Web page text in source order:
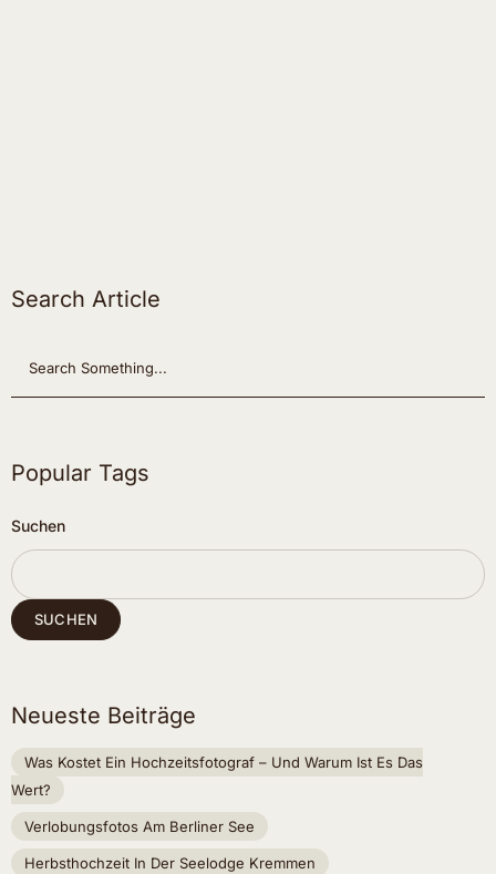
Search Article
Popular Tags
Suchen
SUCHEN
Neueste Beiträge
Was Kostet Ein Hochzeitsfotograf – Und Warum Ist Es Das
Wert?
Verlobungsfotos Am Berliner See
Herbsthochzeit In Der Seelodge Kremmen